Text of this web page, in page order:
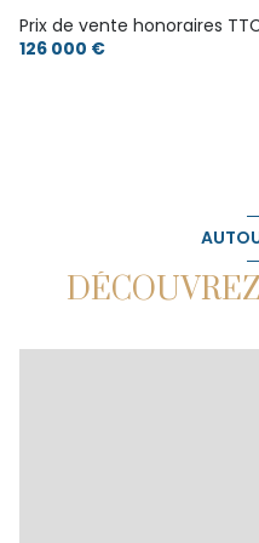
Prix de vente honoraires
126 000 €